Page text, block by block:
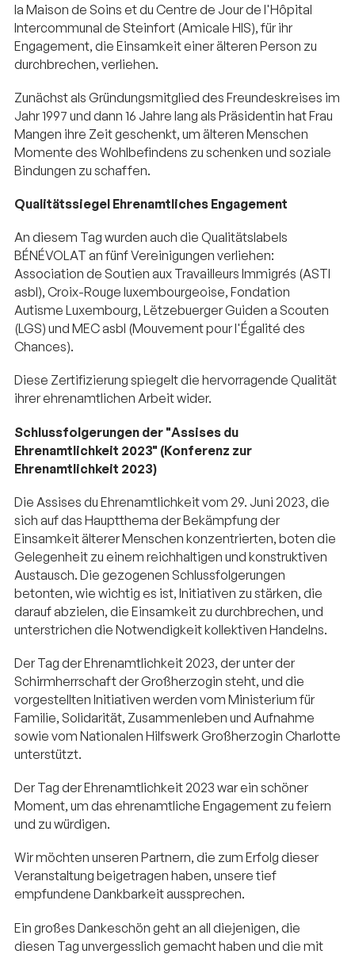
la Maison de Soins et du Centre de Jour de l'Hôpital
Intercommunal de Steinfort (Amicale HIS), für ihr
Engagement, die Einsamkeit einer älteren Person zu
durchbrechen, verliehen.
Zunächst als Gründungsmitglied des Freundeskreises im
Jahr 1997 und dann 16 Jahre lang als Präsidentin hat Frau
Mangen ihre Zeit geschenkt, um älteren Menschen
Momente des Wohlbefindens zu schenken und soziale
Bindungen zu schaffen.
Qualitätssiegel Ehrenamtliches Engagement
An diesem Tag wurden auch die Qualitätslabels
BÉNÉVOLAT an fünf Vereinigungen verliehen:
Association de Soutien aux Travailleurs Immigrés (ASTI
asbl), Croix-Rouge luxembourgeoise, Fondation
Autisme Luxembourg, Lëtzebuerger Guiden a Scouten
(LGS) und MEC asbl (Mouvement pour l'Égalité des
Chances).
Diese Zertifizierung spiegelt die hervorragende Qualität
ihrer ehrenamtlichen Arbeit wider.
Schlussfolgerungen der "Assises du
Ehrenamtlichkeit 2023" (Konferenz zur
Ehrenamtlichkeit 2023)
Die Assises du Ehrenamtlichkeit vom 29. Juni 2023, die
sich auf das Hauptthema der Bekämpfung der
Einsamkeit älterer Menschen konzentrierten, boten die
Gelegenheit zu einem reichhaltigen und konstruktiven
Austausch. Die gezogenen Schlussfolgerungen
betonten, wie wichtig es ist, Initiativen zu stärken, die
darauf abzielen, die Einsamkeit zu durchbrechen, und
unterstrichen die Notwendigkeit kollektiven Handelns.
Der Tag der Ehrenamtlichkeit 2023, der unter der
Schirmherrschaft der Großherzogin steht, und die
vorgestellten Initiativen werden vom Ministerium für
Familie, Solidarität, Zusammenleben und Aufnahme
sowie vom Nationalen Hilfswerk Großherzogin Charlotte
unterstützt.
Der Tag der Ehrenamtlichkeit 2023 war ein schöner
Moment, um das ehrenamtliche Engagement zu feiern
und zu würdigen.
Wir möchten unseren Partnern, die zum Erfolg dieser
Veranstaltung beigetragen haben, unsere tief
empfundene Dankbarkeit aussprechen.
Ein großes Dankeschön geht an all diejenigen, die
diesen Tag unvergesslich gemacht haben und die mit